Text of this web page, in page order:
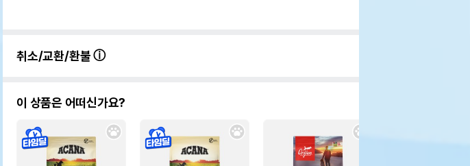
취소/교환/환불
이 상품은 어떠신가요?